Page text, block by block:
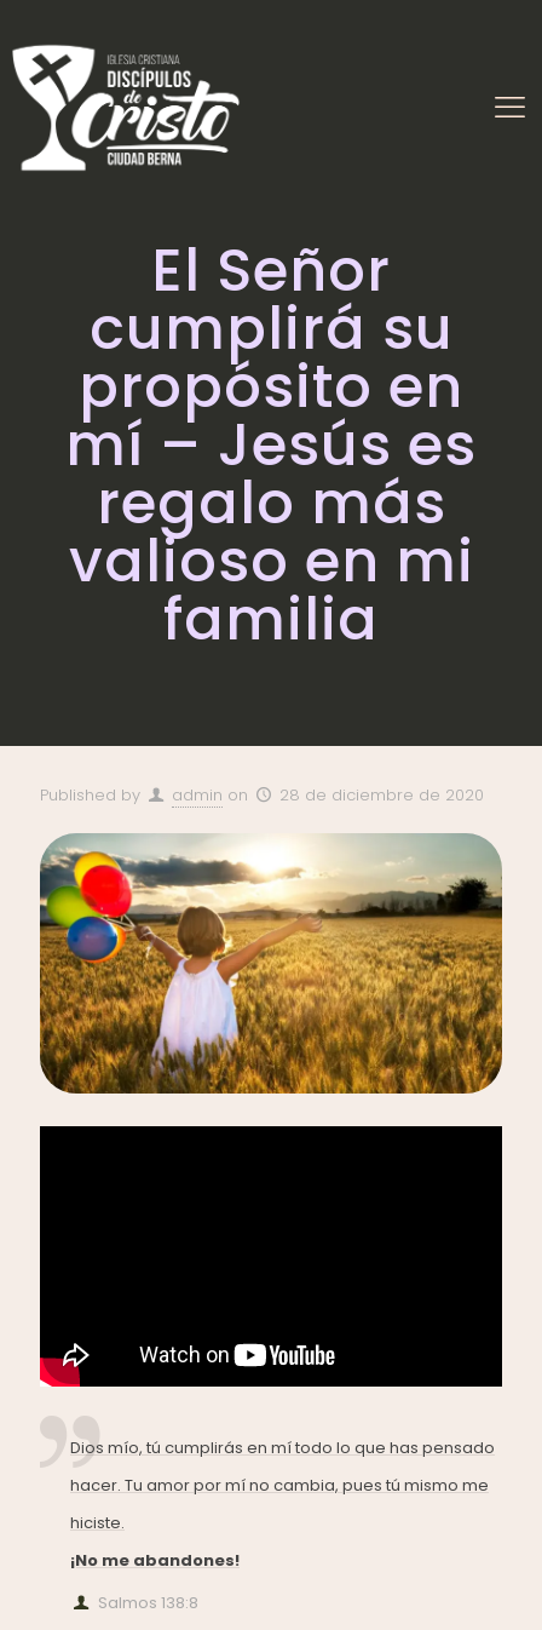
El Señor
cumplirá su
propósito en
mí – Jesús es
regalo más
valioso en mi
familia
Published by admin on 28 de diciembre de 2020
Dios mío, tú cumplirás en mí todo lo que has pensado
hacer. Tu amor por mí no cambia, pues tú mismo me
hiciste.
¡No me abandones!
Salmos 138:8